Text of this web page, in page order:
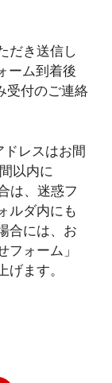
だき送信し
ーム到着後
受付のご連絡
レスはお間
以内に
は、迷惑フ
ルダ内にも
合には、お
ォーム」
ます。